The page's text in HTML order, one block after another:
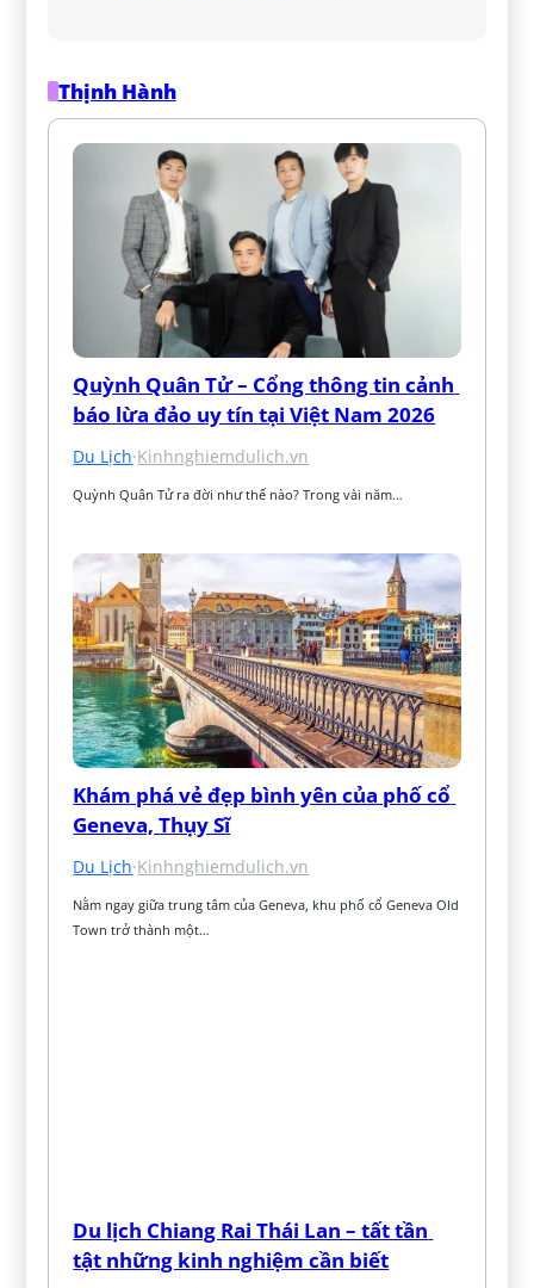
Thịnh Hành
Quỳnh Quân Tử – Cổng thông tin cảnh
báo lừa đảo uy tín tại Việt Nam 2026
Du Lịch·Kinhnghiemdulich.vn
Quỳnh Quân Tử ra đời như thế nào? Trong vài năm…
Khám phá vẻ đẹp bình yên của phố cổ
Geneva, Thụy Sĩ
Du Lịch·Kinhnghiemdulich.vn
Nằm ngay giữa trung tâm của Geneva, khu phố cổ Geneva Old
Town trở thành một…
Du lịch Chiang Rai Thái Lan – tất tần
tật những kinh nghiệm cần biết